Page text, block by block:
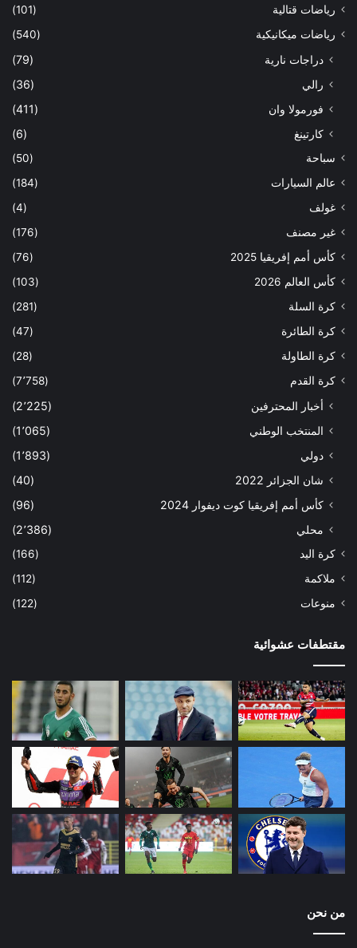
رياضات قتالية
(101)
رياضات ميكانيكية
(540)
دراجات نارية
(79)
رالي
(36)
فورمولا وان
(411)
كارتينغ
(6)
سباحة
(50)
عالم السيارات
(184)
غولف
(4)
غير مصنف
(176)
كأس أمم إفريقيا 2025
(76)
كأس العالم 2026
(103)
كرة السلة
(281)
كرة الطائرة
(47)
كرة الطاولة
(28)
كرة القدم
(7٬758)
أخبار المحترفين
(2٬225)
المنتخب الوطني
(1٬065)
دولي
(1٬893)
شان الجزائر 2022
(40)
كأس أمم إفريقيا كوت ديفوار 2024
(96)
محلي
(2٬386)
كرة اليد
(166)
ملاكمة
(112)
منوعات
(122)
مقتطفات عشوائية
من نحن